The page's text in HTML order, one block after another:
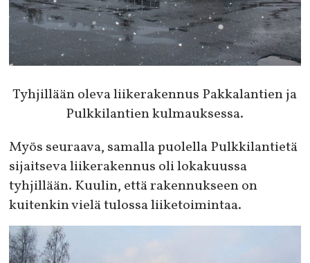
Tyhjillään oleva liikerakennus Pakkalantien ja
Pulkkilantien kulmauksessa.
Myös seuraava, samalla puolella Pulkkilantietä
sijaitseva liikerakennus oli lokakuussa
tyhjillään. Kuulin, että rakennukseen on
kuitenkin vielä tulossa liiketoimintaa.